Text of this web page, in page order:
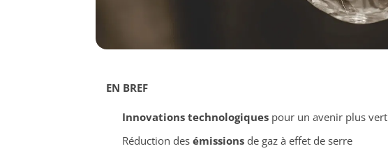
EN BREF
Innovations technologiquespour un avenir plus vert
Réduction des émissionsde gaz à effet de serre